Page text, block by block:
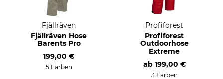
Fjällräven
Fjällräven Hose
Barents Pro
199,00 €
5 Farben
Profiforest
Profiforest
Outdoorhose
Extreme
ab 199,00 €
3 Farben